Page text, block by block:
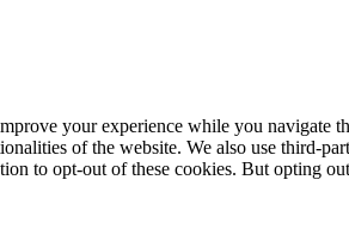
your experience while you navigate
of the website. We also use third-
to opt-out of these cookies. But opting